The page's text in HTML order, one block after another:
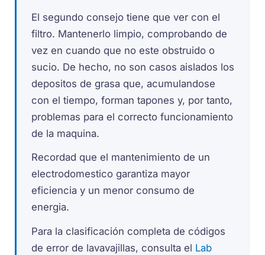
El segundo consejo tiene que ver con el
filtro. Mantenerlo limpio, comprobando de
vez en cuando que no este obstruido o
sucio. De hecho, no son casos aislados los
depositos de grasa que, acumulandose
con el tiempo, forman tapones y, por tanto,
problemas para el correcto funcionamiento
de la maquina.
Recordad que el mantenimiento de un
electrodomestico garantiza mayor
eficiencia y un menor consumo de
energia.
Para la clasificación completa de códigos
de error de lavavajillas, consulta el Lab